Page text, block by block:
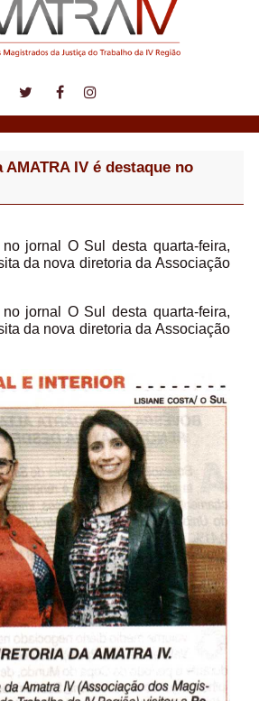
IV é destaque no
jornal O Sul desta quarta-feira,
da nova diretoria da Associação
jornal O Sul desta quarta-feira,
da nova diretoria da Associação